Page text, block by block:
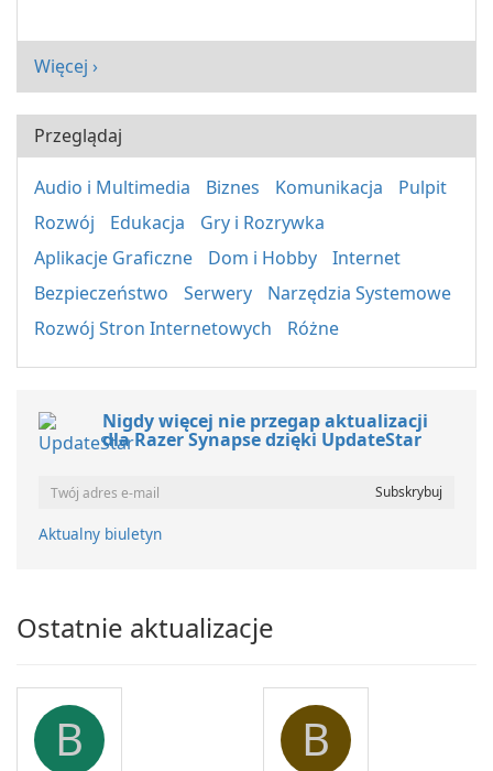
Więcej ›
Przeglądaj
Audio i Multimedia Biznes Komunikacja
Pulpit
Rozwój
Edukacja
Gry i Rozrywka
Aplikacje Graficzne
Dom i Hobby
Internet
Bezpieczeństwo
Serwery
Narzędzia Systemowe
Rozwój Stron Internetowych
Różne
Nigdy więcej nie przegap aktualizacji
dla Razer Synapse dzięki UpdateStar
Aktualny biuletyn
Ostatnie aktualizacje
B B